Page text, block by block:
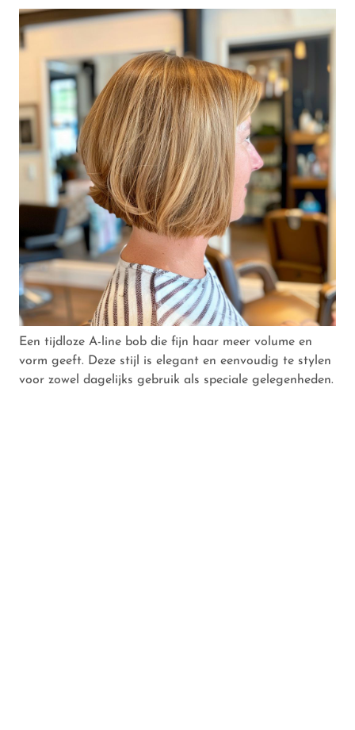
Een tijdloze A-line bob die fijn haar meer volume en
vorm geeft. Deze stijl is elegant en eenvoudig te stylen
voor zowel dagelijks gebruik als speciale gelegenheden.